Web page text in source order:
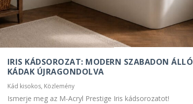
IRIS KÁDSOROZAT: MODERN SZABADON ÁLLÓ
KÁDAK ÚJRAGONDOLVA
Kád kisokos, Közlemény
Ismerje meg az M-Acryl Prestige Iris kádsorozatot!